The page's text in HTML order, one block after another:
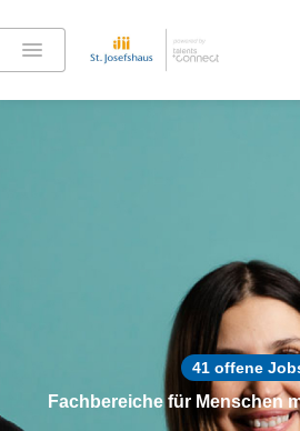
41 offene
Fachbereiche für Menschen